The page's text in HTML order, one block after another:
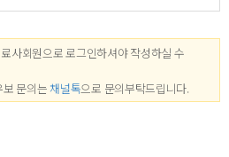
사회원으로 로그인하셔야 작성하실 수
문의는 채널톡으로 문의부탁드립니다.